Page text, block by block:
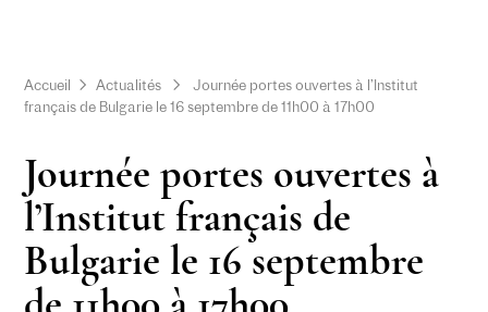
Accueil Actualités
Journée portes ouvertes à l’Institut
français de Bulgarie le 16 septembre de 11h00 à 17h00
Journée portes ouvertes à
l’Institut français de
Bulgarie le 16 septembre